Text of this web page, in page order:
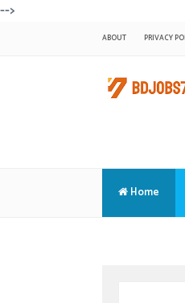
-->
ABOUT PRIVACY
Home